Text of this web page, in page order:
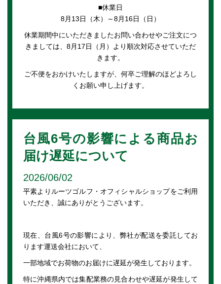
■休業日
8月13日（木）～8月16日（日）
休業期間中にいただきましたお問い合わせやご注文につ
きましては、8月17日（月）より順次対応させていただ
きます。
ご不便をおかけいたしますが、何卒ご理解のほどよろし
くお願い申し上げます。
台風6号の影響による商品お
届け遅延について
2026/06/02
平素よりルーツゴルフ・オフィシャルショップをご利用
いただき、誠にありがとうございます。
現在、台風6号の影響により、弊社が配送を委託してお
ります運送会社において、
一部地域でお荷物のお届けに遅延が発生しております。
特に沖縄県内では集配業務の見合わせや遅延が発生して